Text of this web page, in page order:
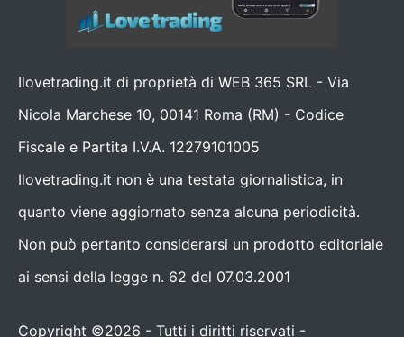
Ilovetrading.it di proprietà di WEB 365 SRL - Via
Nicola Marchese 10, 00141 Roma (RM) - Codice
Fiscale e Partita I.V.A. 12279101005
Ilovetrading.it non è una testata giornalistica, in
quanto viene aggiornato senza alcuna periodicità.
Non può pertanto considerarsi un prodotto editoriale
ai sensi della legge n. 62 del 07.03.2001
Copyright ©2026 - Tutti i diritti riservati -